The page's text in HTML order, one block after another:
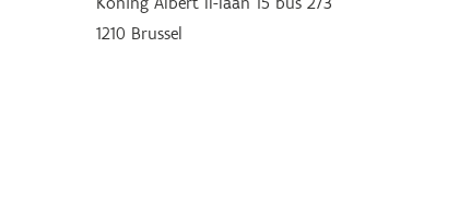
1210 Brussel